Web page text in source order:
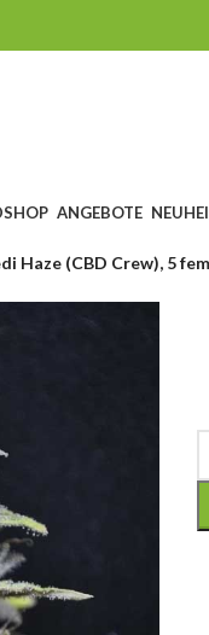
ANGEBOTE
Haze (CBD Crew), 5